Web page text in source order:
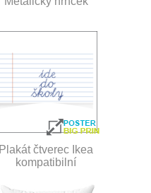
Plakát čtverec Ikea
kompatibilní